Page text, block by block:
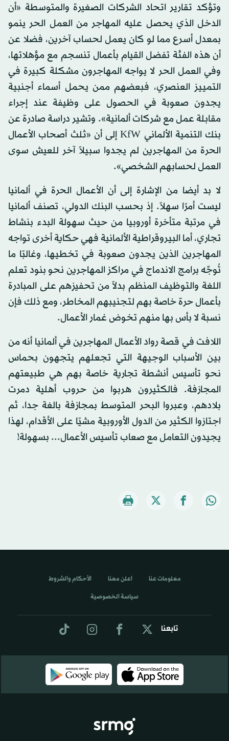
وتؤكد تقارير اتحاد الشركات الصغيرة والمتوسطة «أن
الدخل الذي يحصل عليه المهاجر من العمل الحر ينمو
بمعدل أسرع مما لو كان يعمل لحساب آخرين، فضلا عن
أن هذه الفئة تفضل القيام بأعمال تنسجم مع مؤهلاتها،
وفي العمل الحر لا يواجه المهاجرون مشكلة كبيرة في
التمييز العنصري، فبعضهم ممن يحمل أسماء أجنبية
يجدون صعوبة في الحصول على وظيفة عند إجراء
مقابلة عمل مع شركات ألمانية». وتشير دراسة صادرة عن
بنك التنمية الألماني KfW إلى أن «ثلث أصحاب الأعمال
الحرة من المهاجرين لم يجدوا سبيلاً آخر للعيش سوى
العمل لحسابهم الشخصي».
لا بد أيضا من الإشارة إلى أن الأعمال الحرة في ألمانيا
ليست أمرًا سهلاً. إذ بحسب البنك الدولي، تصنف ألمانيا
في مرتبة متأخرة أوروبيا من حيث سهولة البدء بنشاط
تجاري، أما البيروقراطية الألمانية فهي حكاية أخرى تواجه
المهاجرين الذين يجدون صعوبة في تخطيها، وغالبًا ما
تُوجِّه برامج الاندماج في مراكز المهاجرين نحو بنود تعلم
اللغة والتوظيف المنظم بدلاً من تحفيزهم على المبادرة
بأعمال حرة خاصة بهم لتجنيبهم المخاطر، ومع ذلك فإن
نسبة لا بأس بها منهم تخوض غمار الأعمال.
اللافت في قصة رواد الأعمال المهاجرين في ألمانيا أنه من
بين الأسباب الوجيهة التي تجعلهم يتجهون بحماس
نحو تأسيس أنشطة تجارية خاصة بهم هي طبيعتهم
المجازفة. فالكثيرون هربوا من حروب أهلية دمرت
بلادهم، وعبروا البحر المتوسط بمجازفة بالغة جدا، ثم
اجتازوا الكثير من الدول الأوروبية مشيًا على الأقدام، لهذا
يجيدون التعامل مع صعاب تأسيس الأعمال... بسهولة!
تابعنا
معلومات عنا اعلن معنا الأحكام والشروط
سياسة الخصوصية